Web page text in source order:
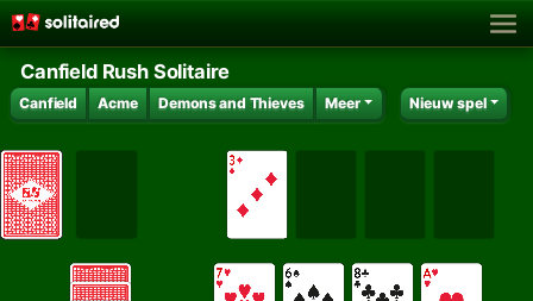
Canfield Rush Solitaire
Canfield Acme Demons and Thieves Meer Nieuw spel